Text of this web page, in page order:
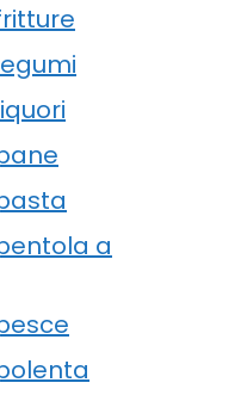
a